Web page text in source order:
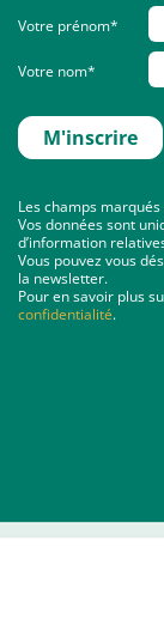
Votre prénom*
Votre nom*
Les champs
Vos données sont
d’information
Vous pouvez vous
la newsletter.
Pour en savoir plus
confidentialité.